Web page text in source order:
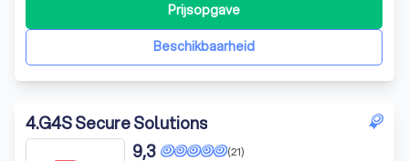
maken gebruik van onze service, omdat onze manier van
werken onze klanten altijd totale ontzorging
Beschikbaarheid
Prijsopgave
4.G4S Secure Solutions
(21)
9,3